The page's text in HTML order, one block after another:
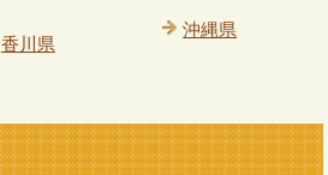
香川県
沖縄県